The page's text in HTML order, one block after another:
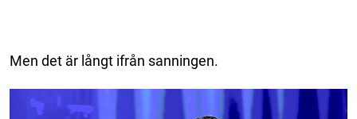
Men det är långt ifrån sanningen.